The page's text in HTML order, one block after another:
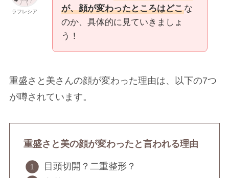
ラフレシア
が、顔が変わったところはどこな
のか、具体的に見ていきましょ
う！
重盛さと美さんの顔が変わった理由は、以下の7つ
が噂されています。
重盛さと美の顔が変わったと言われる理由
目頭切開？二重整形？